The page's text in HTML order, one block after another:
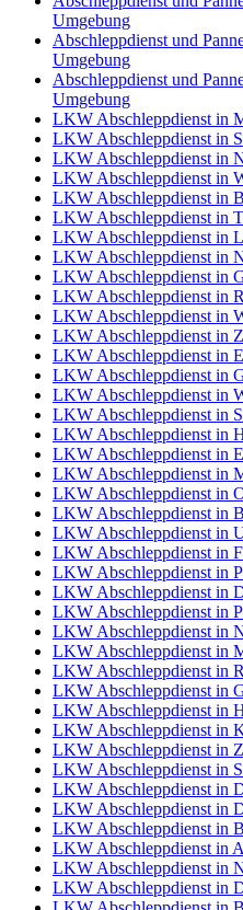
Umgebung
Abschleppdienst und
Umgebung
Abschleppdienst und
Umgebung
LKW Abschleppdienst in
LKW Abschleppdienst in
LKW Abschleppdienst in
LKW Abschleppdienst in
LKW Abschleppdienst in
LKW Abschleppdienst in
LKW Abschleppdienst in
LKW Abschleppdienst in
LKW Abschleppdienst in
LKW Abschleppdienst in
LKW Abschleppdienst in
LKW Abschleppdienst in
LKW Abschleppdienst in
LKW Abschleppdienst in
LKW Abschleppdienst in
LKW Abschleppdienst in
LKW Abschleppdienst in
LKW Abschleppdienst in
LKW Abschleppdienst in
LKW Abschleppdienst in
LKW Abschleppdienst in
LKW Abschleppdienst in
LKW Abschleppdienst in
LKW Abschleppdienst in
LKW Abschleppdienst in
LKW Abschleppdienst in
LKW Abschleppdienst in
LKW Abschleppdienst in
LKW Abschleppdienst in
LKW Abschleppdienst in
LKW Abschleppdienst in
LKW Abschleppdienst in
LKW Abschleppdienst in
LKW Abschleppdienst in
LKW Abschleppdienst in
LKW Abschleppdienst in
LKW Abschleppdienst in
LKW Abschleppdienst in
LKW Abschleppdienst in
LKW Abschleppdienst in